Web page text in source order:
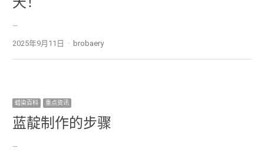
…
2025年9月11日 Author
brobaery
蜡染百科 重点资讯
蓝靛制作的步骤
…